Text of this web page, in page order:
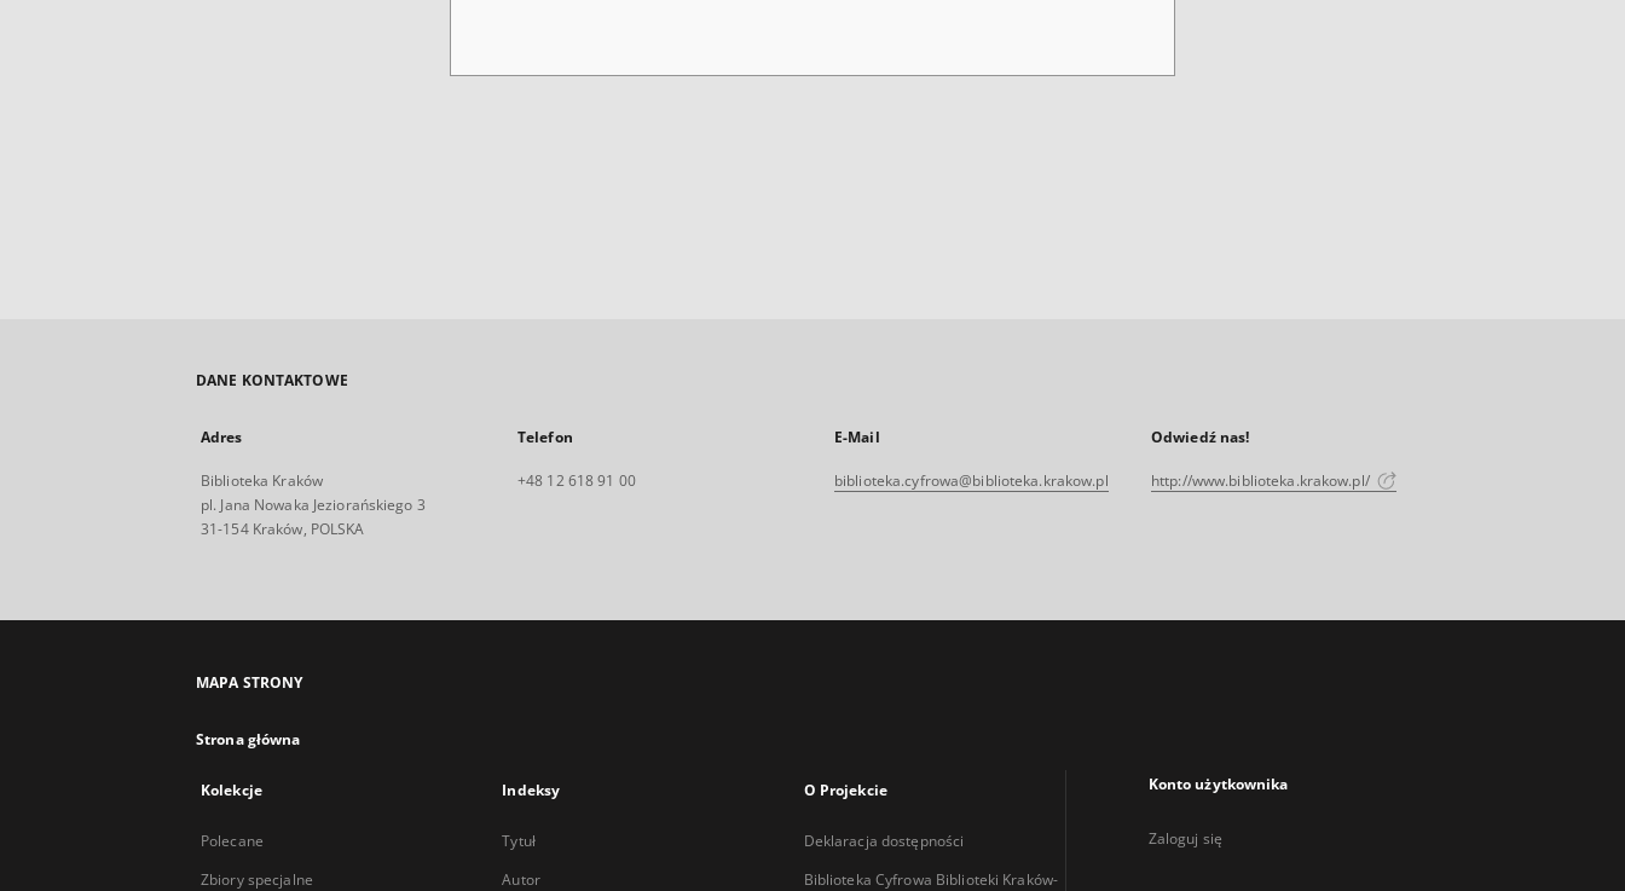
DANE KONTAKTOWE
Adres
Biblioteka Kraków
pl. Jana Nowaka Jeziorańskiego 3
31-154 Kraków, POLSKA
Telefon
+48 12 618 91 00
E-Mail
biblioteka.cyfrowa@biblioteka.krakow.pl
Odwiedź nas!
http://www.biblioteka.krakow.pl/
MAPA STRONY
Strona główna
Kolekcje
Polecane
Zbiory specjalne
Indeksy
Tytuł
Autor
O Projekcie
Deklaracja dostępności
Biblioteka Cyfrowa Biblioteki Kraków-
Konto użytkownika
Zaloguj się